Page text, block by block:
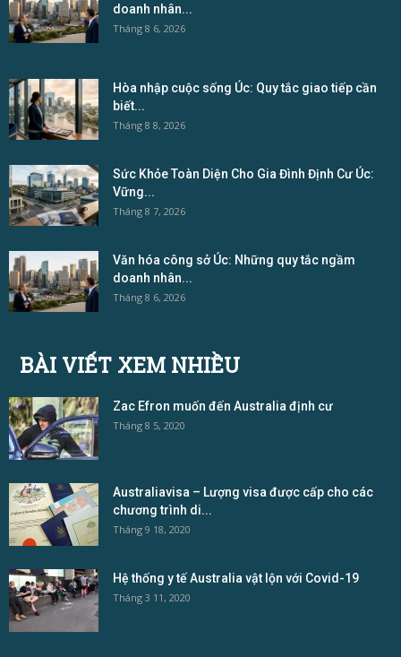
doanh nhân...
Tháng 8 6, 2026
Hòa nhập cuộc sống Úc: Quy tắc giao tiếp cần
biết...
Tháng 8 8, 2026
Sức Khỏe Toàn Diện Cho Gia Đình Định Cư Úc:
Vững...
Tháng 8 7, 2026
Văn hóa công sở Úc: Những quy tắc ngầm
doanh nhân...
Tháng 8 6, 2026
BÀI VIẾT XEM NHIỀU
Zac Efron muốn đến Australia định cư
Tháng 8 5, 2020
Australiavisa – Lượng visa được cấp cho các
chương trình di...
Tháng 9 18, 2020
Hệ thống y tế Australia vật lộn với Covid-19
Tháng 3 11, 2020